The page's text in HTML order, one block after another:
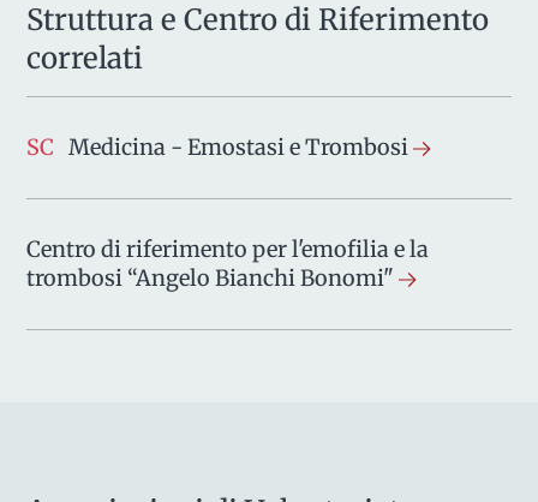
Struttura e Centro di Riferimento
correlati
SC Medicina - Emostasi e Trombosi
Centro di riferimento per l'emofilia e la
trombosi “Angelo Bianchi Bonomi"